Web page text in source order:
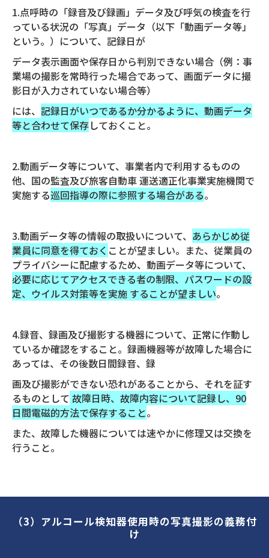
1.点呼時の「録音及び録画」データ及び呼気の検査を行
っている状況の「写真」データ（以下「動画データ等」
という。）について、記録日が
データ表示画面や保存日から判別できない場合（例：事
業場の撮影を常時行った場合であって、画面データに撮
影日が入力されていない場合等）
には、 記録日がいつであるか分かるように、動画データ
等と合わせて保存しておくこと。
2.動画データ等について、事業者内で利用するものの
他、国の監査及び旅客自動車 運送適正化事業実施機関で
実施する巡回指導の際に参照する場合がある。
3.動画データ等の情報の取扱いについて、 あらかじめ従
業員に同意を得ておく ことが望ましい。また、従業員の
プライバシーに配慮するため、動画データ等について、
必要に応じてアクセスできる者の制限、パスワードの設
定、ウイルス対策等を実施 することが望ましい。
4.録音、録画及び撮影する機器について、正常に作動し
ているか確認をすること。録画機器等が故障した場合に
あっては、その後数日間録音、録
画及び撮影ができない恐れがあることから、それを証す
るものとして 故障日時、故障内容について記録し、90
日間電磁的方法で保存すること。
また、故障した機器については速やかに修理又は交換を
行うこと。
（3）アルコール検知器使用時の写真撮影の義務付
け